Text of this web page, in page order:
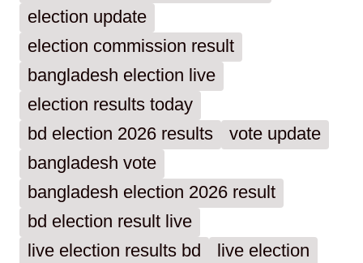
election update
election commission result
bangladesh election live
election results today
bd election 2026 results
vote update
bangladesh vote
bangladesh election 2026 result
bd election result live
live election results bd
live election